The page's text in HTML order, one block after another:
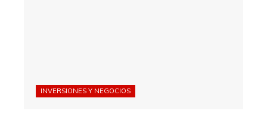
INVERSIONES Y NEGOCIOS